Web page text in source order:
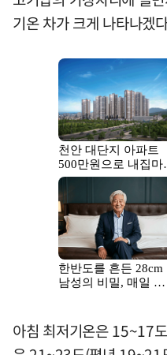
기온 차가 크게 나타나겠
아침 최저기온은 15~17